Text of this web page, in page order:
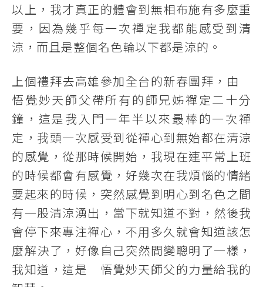
以上，我才真正的體會到無相布施有多麼重
要，因為幾乎每一次禪定我都能感受到清
涼，而且是整個名色輪以下都是涼的。
上個禮拜去高雄參加全台的新春團拜，由
悟覺妙天師父帶所有的師兄姊禪定二十分
鐘，這是我入門一年半以來最棒的一次禪
定，我頭一次感受到從禪心到無始都在清涼
的感覺，從那時候開始，我現在連平常上班
的時候都會有感覺，好幾次在我煩惱的情緒
要起來的時候，突然感覺到明心到名色之間
有一股清涼湧出，當下就知道不對，然後我
會停下來專注禪心，不用多久就會知道該怎
麼解決了，好像自己突然間變聰明了一樣，
我知道，這是 悟覺妙天師父的力量給我的